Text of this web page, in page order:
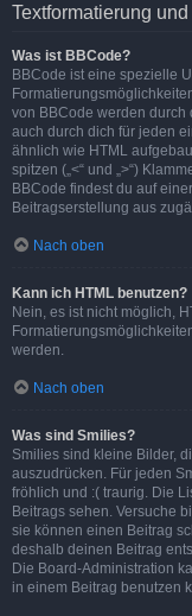
Textformatierung
Was ist BBCode?
BBCode ist eine spezielle
von BBCode werden
auch durch dich für jeden
ähnlich wie HTML
spitzen („<“ und „>“)
BBCode findest du auf
Beitragserstellung aus
Nach oben
Kann ich HTML benutzen?
Nein, es ist nicht möglich,
werden.
Nach oben
Was sind Smilies?
Smilies sind kleine Bilder,
auszudrücken. Für jeden
fröhlich und :( traurig. Die
Beitrags sehen. Versuche
sie können einen Beitrag
deshalb deinen Beitrag
Die Board-Administration
in einem Beitrag benutzen